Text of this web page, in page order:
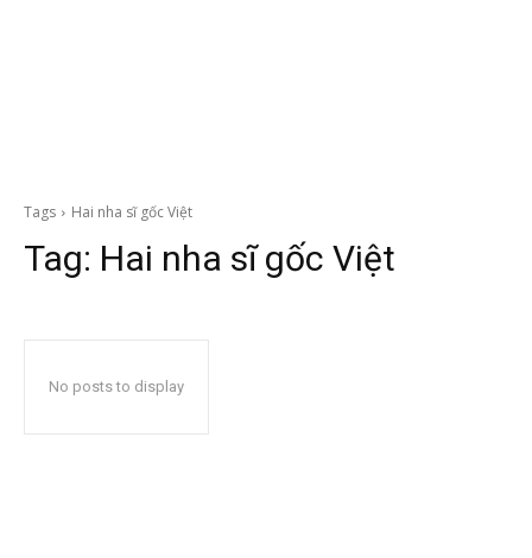
Tags Hai nha sĩ gốc Việt
Tag: Hai nha sĩ gốc Việt
No posts to display